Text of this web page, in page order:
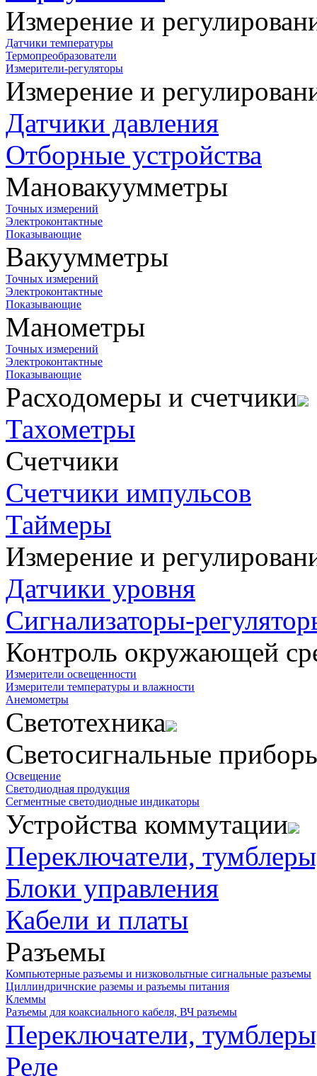
Измерение и
Датчики температуры
Термопреобразователи
Измерители-регуляторы
Измерение и
Датчики давления
Отборные устройства
Мановакуумметры
Точных измерений
Электроконтактные
Показывающие
Вакуумметры
Точных измерений
Электроконтактные
Показывающие
Манометры
Точных измерений
Электроконтактные
Показывающие
Расходомеры и счетчики
Тахометры
Счетчики
Счетчики импульсов
Таймеры
Измерение и
Датчики уровня
Сигнализаторы-
Контроль окружающей
Измерители освещенности
Измерители температуры и влажности
Анемометры
Светотехника
Светосигнальные
Освещение
Светодиодная продукция
Сегментные светодиодные индикаторы
Устройства коммутации
Переключатели,
Блоки управления
Кабели и платы
Разъемы
Компьютерные разъемы и низковольтные сигнальные разъемы
Циллиндричнские раземы и разъемы питания
Клеммы
Разъемы для коаксиального кабеля, ВЧ разъемы
Переключатели,
Реле